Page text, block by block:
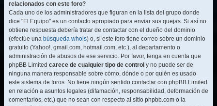
relacionados con este foro?
Cada uno de los administradores que figuran en la lista del grupo donde
dice "El Equipo" es un contacto apropiado para enviar sus quejas. Si así no
obtiene respuesta debería tratar de contactar con el dueño del dominio
(efectúe una búsqueda whois) o, si este foro tiene correo sobre un dominio
gratuito (Yahoo!, gmail.com, hotmail.com, etc.), al departamento o
administración de abusos de ese servicio. Por favor, tenga en cuenta que
phpBB Limited carece de cualquier tipo de control y no puede ser de
ninguna manera responsable sobre cómo, dónde o por quién es usado
este sistema de foros. No tiene ningún sentido contactar con phpBB Limited
en relación a asuntos legales (difamación, responsabilidad, deformación de
comentarios, etc.) que no sean con respecto al sitio phpbb.com o la